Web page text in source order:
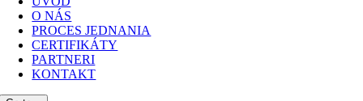
O NÁS
PROCES JEDNANIA
CERTIFIKÁTY
PARTNERI
KONTAKT